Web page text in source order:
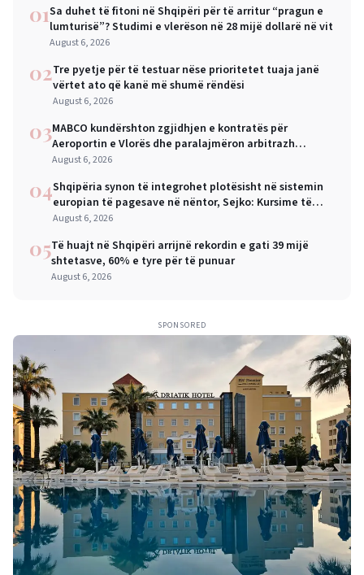
01Sa duhet të fitoni në Shqipëri për të arritur “pragun e
lumturisë”? Studimi e vlerëson në 28 mijë dollarë në vit
August 6, 2026
02Tre pyetje për të testuar nëse prioritetet tuaja janë
vërtet ato që kanë më shumë rëndësi
August 6, 2026
03MABCO kundërshton zgjidhjen e kontratës për
Aeroportin e Vlorës dhe paralajmëron arbitrazh
ndërkombëtar
August 6, 2026
04Shqipëria synon të integrohet plotësisht në sistemin
europian të pagesave në nëntor, Sejko: Kursime të
mëdha për qytetarët dhe bizneset
August 6, 2026
05Të huajt në Shqipëri arrijnë rekordin e gati 39 mijë
shtetasve, 60% e tyre për të punuar
August 6, 2026
SPONSORED